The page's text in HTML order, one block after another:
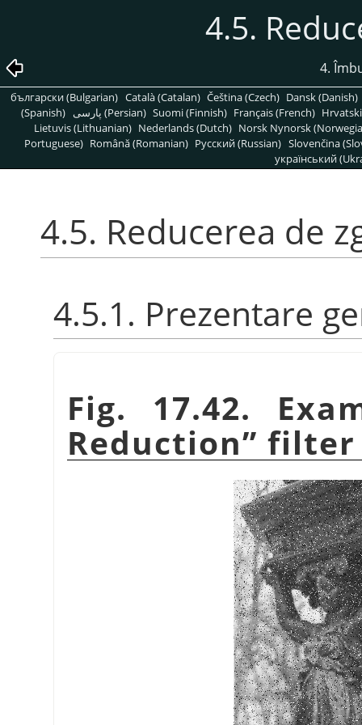
4.5.
4.
български (Bulgarian) Català (Catalan) Čeština (Czech) Dansk (Danish)
(Spanish)
پارسی (Persian) Suomi (Finnish) Français (French)
Lietuvis (Lithuanian) Nederlands (Dutch) Norsk Nynorsk
Portuguese) Română (Romanian) Pусский (Russian) Slovenčina
український
4.5. Reducerea de
4.5.1. Prezentare
Fig. 17.42.
Reduction” filter